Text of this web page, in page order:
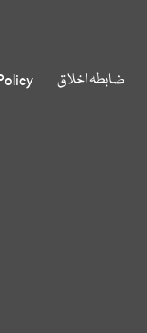
ضابطہ اخلاق